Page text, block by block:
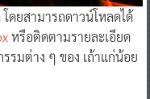
ดยสามารถดาวน์โหลดได้
หรือติดตามรายละเอียด
รมต่าง ๆ ของ เถ้าแก่น้อย